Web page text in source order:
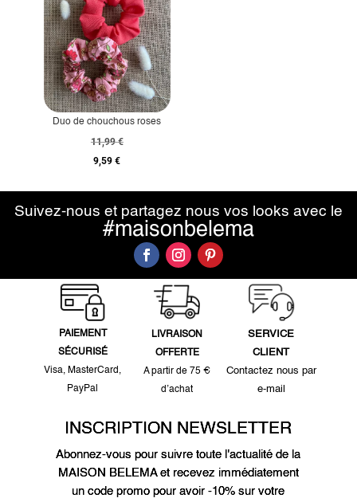
Duo de chouchous roses
11,99€
9,59€
Suivez-nous et partagez nous vos looks avec le
#maisonbelema
PAIEMENT
SÉCURISÉ
Visa, MasterCard,
PayPal
LIVRAISON
OFFERTE
A partir de 75 €
d’achat
SERVICE
CLIENT
Contactez nous par
e-mail
INSCRIPTION NEWSLETTER
Abonnez-vous pour suivre toute l'actualité de la
MAISON BELEMA et recevez immédiatement
un code promo pour avoir -10% sur votre